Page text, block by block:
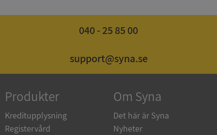
040 - 25 85 00
support@syna.se
Produkter
Kreditupplysning
Registervård
Om Syna
Det här är Syna
Nyheter